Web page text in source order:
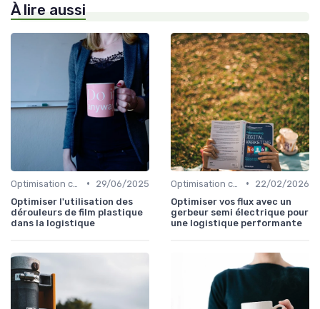
À lire aussi
•
29/06/2025
Optimiser l'utilisation des
dérouleurs de film plastique
dans la logistique
•
22/02/2026
Optimiser vos flux avec un
gerbeur semi électrique pour
une logistique performante